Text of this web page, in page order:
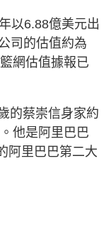
以6.88億美元出
司的估值約為
網估值據報已
的蔡崇信身家約
他是阿里巴巴
阿里巴巴第二大